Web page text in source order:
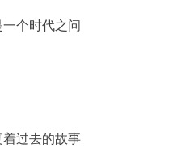
个时代之问
过去的故事